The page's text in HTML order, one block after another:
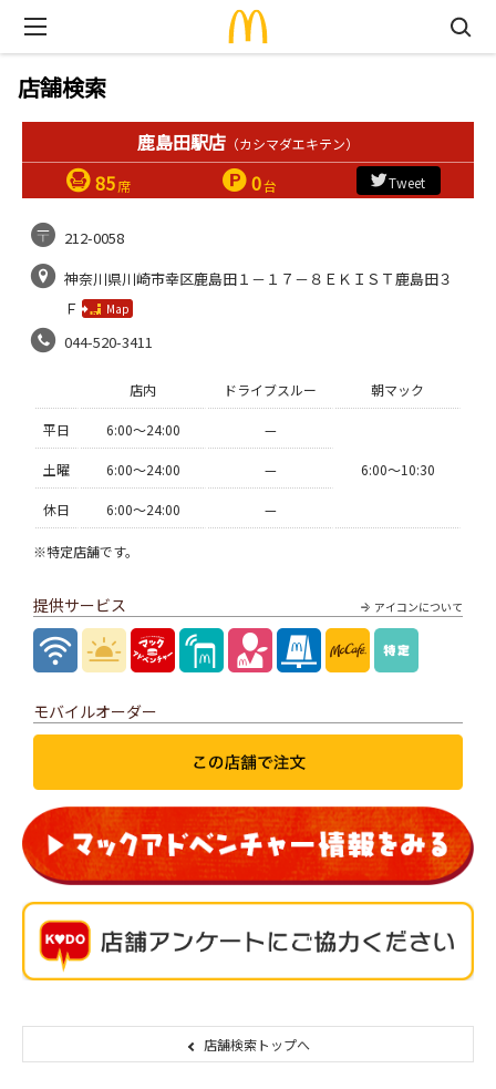
店舗検索
鹿島田駅店 （カシマダエキテン）
85席 0台 Tweet
212-0058
神奈川県川崎市幸区鹿島田１－１７－８ＥＫＩＳＴ鹿島田３
Ｆ
Map
044-520-3411
店内 ドライブスルー 朝マック
平日 6:00〜24:00 —
6:00〜10:30
土曜 6:00〜24:00 —
休日 6:00〜24:00 —
※特定店舗です。
アイコンについて
提供サービス
モバイルオーダー
店舗検索トップへ